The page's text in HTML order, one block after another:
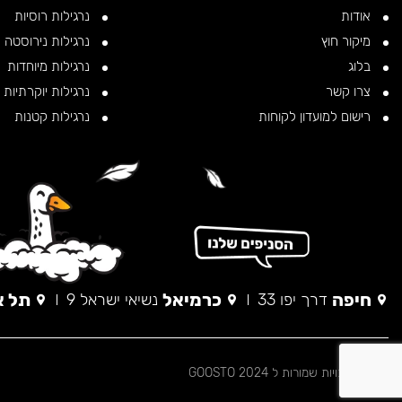
אודות
מיקור חוץ
בלוג
צרו קשר
רישום למועדון לקוחות
נרגילות רוסיות
נרגילות נירוסטה
נרגילות מיוחדות
נרגילות יוקרתיות
נרגילות קטנות
חיפה דרך יפו 33 כרמיאל נשיאי ישראל 9 תל
© כל הזכויות שמורות ל 2024 GOOSTO